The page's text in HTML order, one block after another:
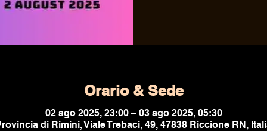
Orario & Sede
02 ago 2025, 23:00 – 03 ago 2025, 05:30
di Rimini, Viale Trebaci, 49, 47838 Riccione RN,